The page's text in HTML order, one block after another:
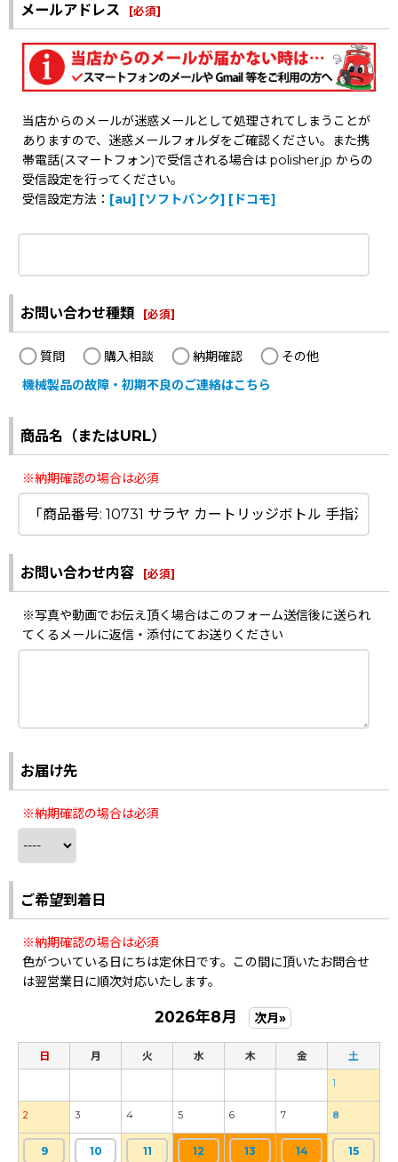
メールアドレス [必須]
当店からのメールが迷惑メールとして処理されてしまうことが
ありますので、迷惑メールフォルダをご確認ください。また携
帯電話(スマートフォン)で受信される場合は polisher.jp からの
受信設定を行ってください。
受信設定方法： [au] [ソフトバンク] [ドコモ]
お問い合わせ種類 [必須]
質問 購入相談 納期確認
その他
機械製品の故障・初期不良のご連絡はこちら
商品名（またはURL）
※納期確認の場合は必須
お問い合わせ内容 [必須]
※写真や動画でお伝え頂く場合はこのフォーム送信後に送られ
てくるメールに返信・添付にてお送りください
お届け先
※納期確認の場合は必須
ご希望到着日
※納期確認の場合は必須
色がついている日にちは定休日です。この間に頂いたお問合せ
は翌営業日に順次対応いたします。
2026年8月 次月»
日 月 火 水 木 金 土
1
2 3 4 5 6 7 8
9 10 11 12 13 14 15